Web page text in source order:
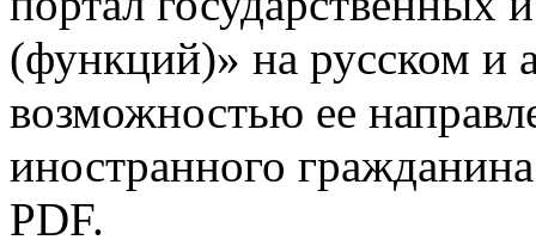
(функций)» на русском и
возможностью ее
иностранного
PDF.